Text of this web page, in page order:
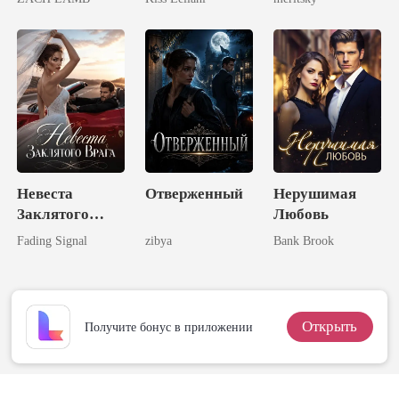
Невеста
Заклятого
Врага
Fading Signal
Отверженный
zibya
Нерушимая
Любовь
Bank Brook
Получите бонус в приложении Открыть